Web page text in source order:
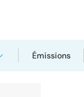
Émissions